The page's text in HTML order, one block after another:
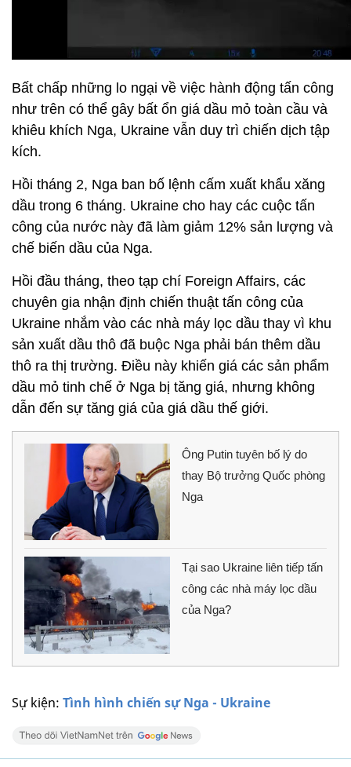
Sự kiện: Tình hình chiến sự Nga - Ukraine
Bất chấp những lo ngại về việc hành động tấn công
như trên có thể gây bất ổn giá dầu mỏ toàn cầu và
khiêu khích Nga, Ukraine vẫn duy trì chiến dịch tập
kích.
Hồi tháng 2, Nga ban bố lệnh cấm xuất khẩu xăng
dầu trong 6 tháng. Ukraine cho hay các cuộc tấn
công của nước này đã làm giảm 12% sản lượng và
chế biến dầu của Nga.
Hồi đầu tháng, theo tạp chí Foreign Affairs, các
chuyên gia nhận định chiến thuật tấn công của
Ukraine nhắm vào các nhà máy lọc dầu thay vì khu
sản xuất dầu thô đã buộc Nga phải bán thêm dầu
thô ra thị trường. Điều này khiến giá các sản phẩm
dầu mỏ tinh chế ở Nga bị tăng giá, nhưng không
dẫn đến sự tăng giá của giá dầu thế giới.
Ông Putin tuyên bố lý do
thay Bộ trưởng Quốc phòng
Nga
Tại sao Ukraine liên tiếp tấn
công các nhà máy lọc dầu
của Nga?